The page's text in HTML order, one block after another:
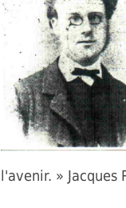
l'avenir. » Jacques